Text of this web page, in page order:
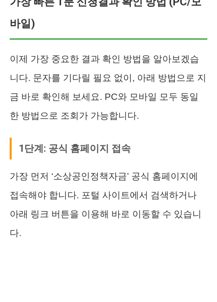
바일)
이제 가장 중요한 결과 확인 방법을 알아보겠습
니다. 문자를 기다릴 필요 없이, 아래 방법으로 지
금 바로 확인해 보세요. PC와 모바일 모두 동일
한 방법으로 조회가 가능합니다.
1단계: 공식 홈페이지 접속
가장 먼저 ‘소상공인정책자금’ 공식 홈페이지에
접속해야 합니다. 포털 사이트에서 검색하거나
아래 링크 버튼을 이용해 바로 이동할 수 있습니
다.